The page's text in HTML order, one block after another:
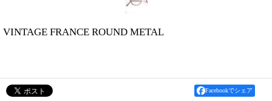
VINTAGE FRANCE ROUND METAL
Facebookでシェア